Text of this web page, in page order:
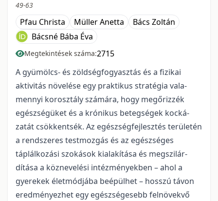
49-63
Pfau Christa Müller Anetta
Bács Zoltán
Bácsné Bába Éva
Megtekintések száma:2715
A gyümölcs- és zöldségfogyasztás és a fizikai
aktivitás növelése egy praktikus stratégia vala­
mennyi korosztály számára, hogy megőrizzék
egészségüket és a krónikus betegségek kocká­
zatát csökkentsék. Az egészségfejlesztés terü­letén
a rendszeres testmozgás és az egészséges
táplálkozási szokások kialakítása és megszilár­
dítása a köznevelési intézményekben – ahol a
gyerekek életmódjába beépülhet – hosszú tá­von
eredményezhet egy egészségesebb felnö­vekvő